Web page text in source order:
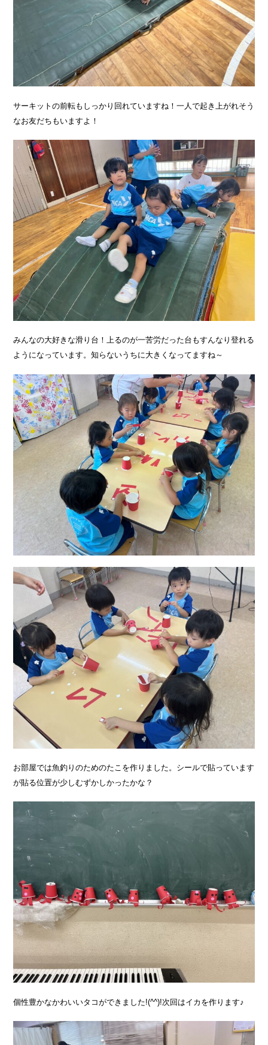
サーキットの前転もしっかり回れていますね！一人で起き上がれそう
なお友だちもいますよ！
みんなの大好きな滑り台！上るのが一苦労だった台もすんなり登れる
ようになっています。知らないうちに大きくなってますね～
お部屋では魚釣りのためのたこを作りました。シールで貼っています
が貼る位置が少しむずかしかったかな？
個性豊かなかわいいタコができました!(^^)!次回はイカを作ります♪